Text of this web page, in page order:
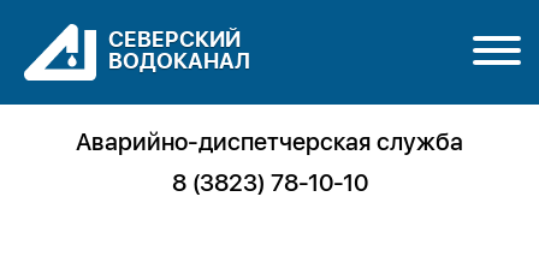
Аварийно-диспетчерская служба
8 (3823) 78-10-10
СЕВЕРСКИЙ
ВОДОКАНАЛ